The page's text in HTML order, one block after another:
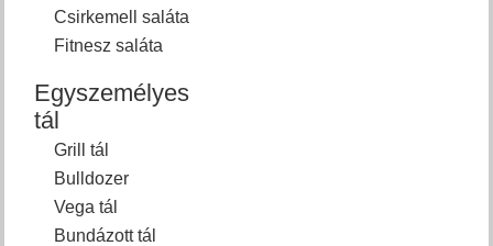
Csirkemell saláta
Fitnesz saláta
Egyszemélyes
tál
Grill tál
Bulldozer
Vega tál
Bundázott tál